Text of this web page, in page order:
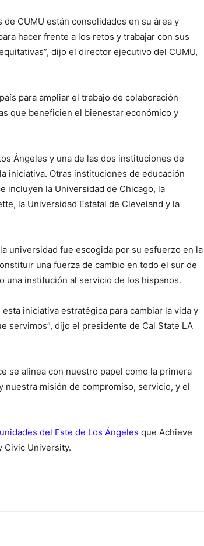
CUMU están consolidados en su área y
hacer frente a los retos y trabajar con sus
dijo el director ejecutivo del CUMU,
para ampliar el trabajo de colaboración
que beneficien el bienestar económico y
Ángeles y una de las dos instituciones de
iniciativa. Otras instituciones de educación
incluyen la Universidad de Chicago, la
la Universidad Estatal de Cleveland y la
universidad fue escogida por su esfuerzo en la
una fuerza de cambio en todo el sur de
una institución al servicio de los hispanos.
iniciativa estratégica para cambiar la vida y
servimos”, dijo el presidente de Cal State LA
se alinea con nuestro papel como la primera
nuestra misión de compromiso, servicio, y el
del Este de Los Ángeles que Achieve
Civic University.